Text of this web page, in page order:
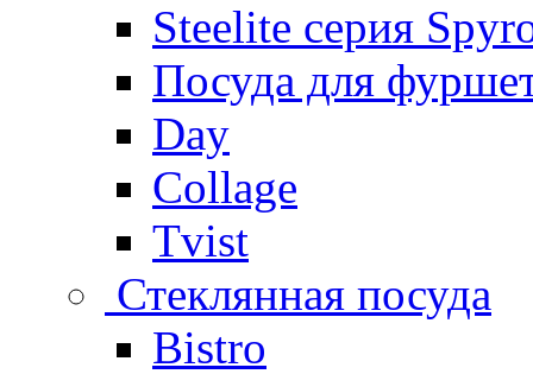
Steelite серия
Посуда для
Day
Collage
Tvist
Стеклянная посуда
Bistro